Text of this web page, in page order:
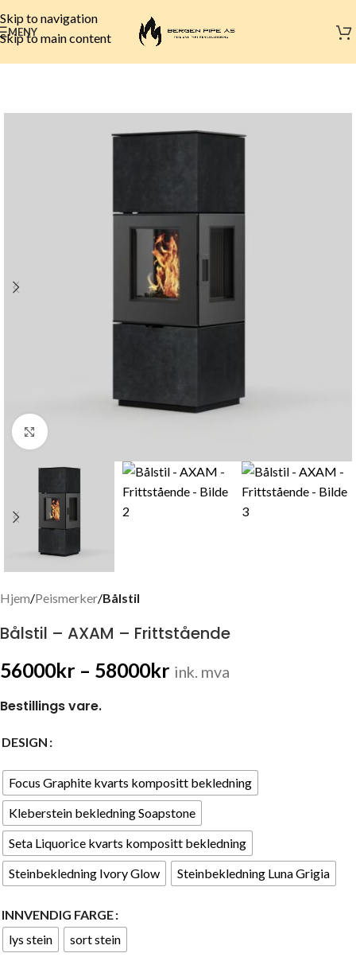
Skip to navigation
Skip to main content
MENY
Click to enlarge
Hjem Peismerker Bålstil
Bålstil – AXAM – Frittstående
56000kr – 58000kr ink. mva
Bestillings vare.
DESIGN
Focus Graphite kvarts kompositt bekledning
Kleberstein bekledning Soapstone
Seta Liquorice kvarts kompositt bekledning
Steinbekledning Ivory Glow
Steinbekledning Luna Grigia
INNVENDIG FARGE
lys stein
sort stein